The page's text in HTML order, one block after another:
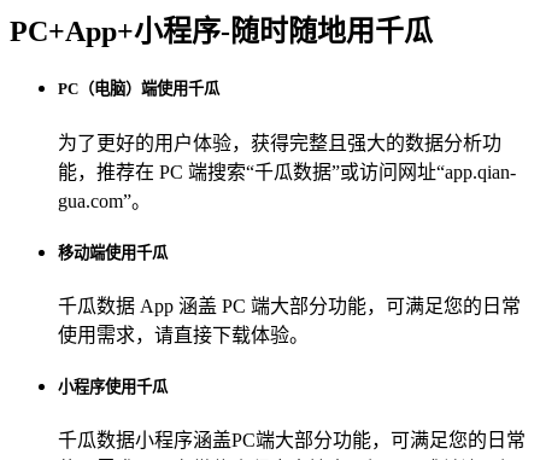
PC+App+小程序-随时随地用千瓜
PC（电脑）端使用千瓜
为了更好的用户体验，获得完整且强大的数据分析功
能，推荐在 PC 端搜索“千瓜数据”或访问网址“app.qian-
gua.com”。
移动端使用千瓜
千瓜数据 App 涵盖 PC 端大部分功能，可满足您的日常
使用需求，请直接下载体验。
小程序使用千瓜
千瓜数据小程序涵盖PC端大部分功能，可满足您的日常